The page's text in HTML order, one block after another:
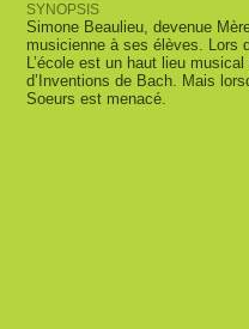
SYNOPSIS
Simone Beaulieu, devenue
musicienne à ses élèves. Lors
L’école est un haut lieu
d’Inventions de Bach. Mais
Soeurs est menacé.